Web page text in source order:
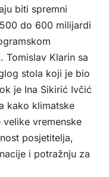
biti spremni
do 600 milijardi
Tomislav Klarin sa
stola koji je bio
je Ina Sikirić Ivčić
kako klimatske
vremenske
posjetitelja,
i potražnju za